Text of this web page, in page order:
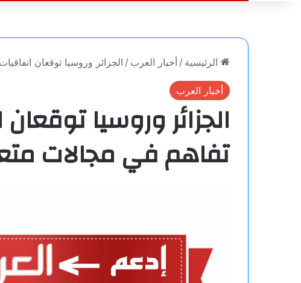
الرئيسية / أخبار العرب / الجزائر وروسيا توقعان
أخبار العرب
الجزائر وروسيا
تفاهم في مجالات